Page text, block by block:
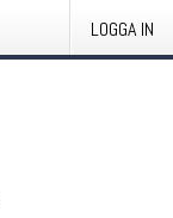
LOGGA IN